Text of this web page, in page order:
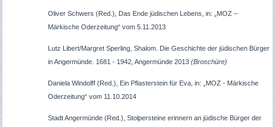
Oliver Schwers (Red.), Das Ende jüdischen Lebens, in: „MOZ –
Märkische Oderzeitung“ vom 5.11.2013
Lutz Libert/Margret Sperling, Shalom. Die Geschichte der jüdischen Bürger
in Angermünde. 1681 - 1942, Angermünde 2013(Broschüre)
Daniela Windolff (Red.), Ein Pflasterstein für Eva, in: „MOZ - Märkische
Oderzeitung“ vom 11.10.2014
Stadt Angermünde (Red.), Stolpersteine erinnern an jüdische Bürger der